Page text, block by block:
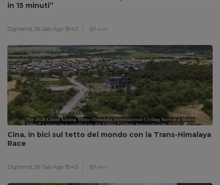
in 15 minuti”
Digitrend, 26 Sab Ago 18:43 1 min
Cina, in bici sul tetto del mondo con la Trans-Himalaya
Race
Digitrend, 26 Sab Ago 18:43 1 min